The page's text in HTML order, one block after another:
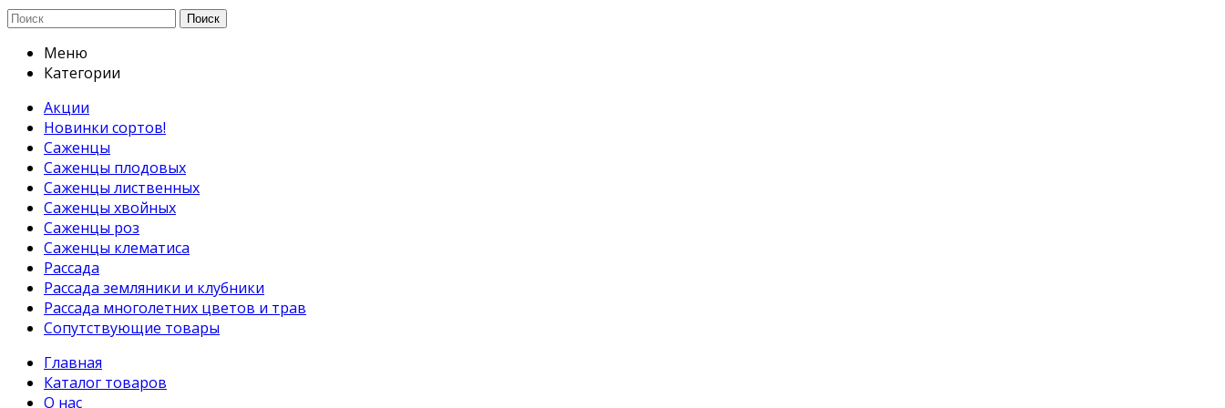
Поиск
Меню
Категории
Акции
Новинки сортов!
Саженцы
Саженцы плодовых
Саженцы лиственных
Саженцы хвойных
Саженцы роз
Саженцы клематиса
Рассада
Рассада земляники и клубники
Рассада многолетних цветов и трав
Сопутствующие товары
Главная
Каталог товаров
О нас